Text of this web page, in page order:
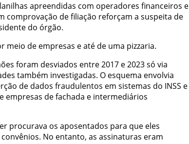
apreendidas com operadores financeiros e
comprovação de filiação reforçam a suspeita de
do órgão.
meio de empresas eaté de uma pizzaria.
foram desviados entre 2017 e 2023 só via
também investigadas. O esquema envolvia
de dados fraudulentos em sistemas do INSS e
de fachada e intermediários
procurava os aposentados para que eles
No entanto, as assinaturas eram